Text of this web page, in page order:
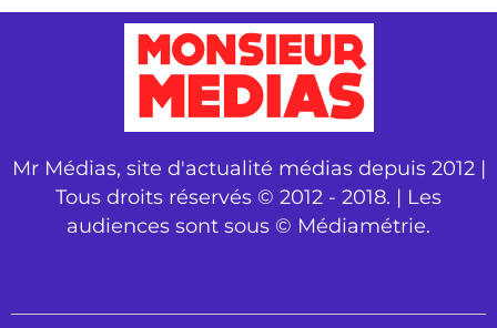
Mr Médias, site d'actualité médias depuis 2012 |
Tous droits réservés © 2012 - 2018. | Les
audiences sont sous © Médiamétrie.